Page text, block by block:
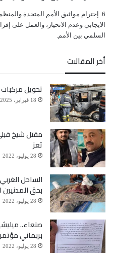
ﺇﺣﺘﺮﺍﻡ ﻣﻮﺍﺛﻴﻖ الأﻣﻢ ﺍﻟﻤﺘﺤﺪﺓ
ﺍﻻﻳﺠﺎﺑﻲ ﻭﻋﺪﻡ ﺍﻻﻧﺤﻴﺎﺯ، ﻭﺍﻟﻌﻤﻞ ﻋﻠﻰ
ﺍﻟﺴﻠﻤﻲ ﺑﻴﻦ ﺍﻷﻣﻢ.
أخر المقالات
تحويل مركبات
18 فبراير، 2025
مقتل شيخ
تعز
28 يوليو، 2022
الساحل
بحق المدنيين
28 يوليو، 2022
صنعاء..
بربماني
28 يوليو، 2022